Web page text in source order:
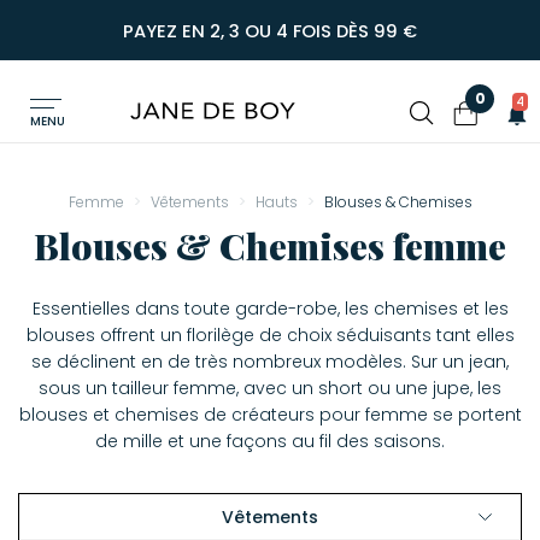
PAYEZ EN 2, 3 OU 4 FOIS DÈS 99 €
MENU
0 4
Femme Vêtements Hauts Blouses & Chemises
Blouses & Chemises femme
Essentielles dans toute garde-robe, les chemises et les
blouses offrent un florilège de choix séduisants tant elles
se déclinent en de très nombreux modèles. Sur un jean,
sous un tailleur femme, avec un short ou une jupe, les
blouses et chemises de créateurs pour femme se portent
de mille et une façons au fil des saisons.
Vêtements